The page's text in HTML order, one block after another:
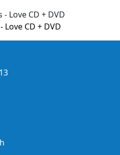
Love CD + DVD